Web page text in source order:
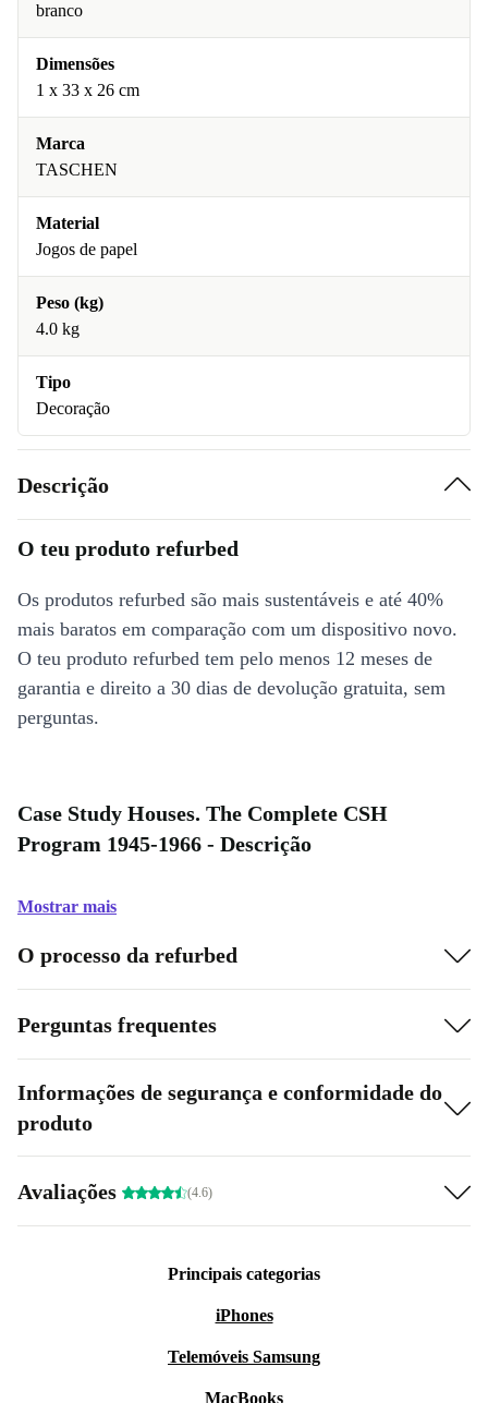
branco
Dimensões
1 x 33 x 26 cm
Marca
TASCHEN
Material
Jogos de papel
Peso (kg)
4.0 kg
Tipo
Decoração
Descrição
O teu produto refurbed
Os produtos refurbed são mais sustentáveis e até 40%
mais baratos em comparação com um dispositivo novo.
O teu produto refurbed tem pelo menos 12 meses de
garantia e direito a 30 dias de devolução gratuita, sem
perguntas.
Case Study Houses. The Complete CSH
Program 1945-1966 - Descrição
Mostrar mais
O processo da refurbed
Perguntas frequentes
Informações de segurança e conformidade do
produto
Avaliações (4.6)
Principais categorias
iPhones
Telemóveis Samsung
MacBooks